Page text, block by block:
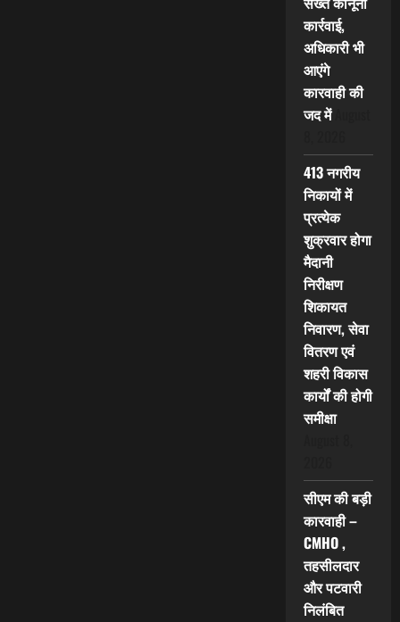
कार्रवाई,
अधिकारी भी
आएंगे
कारवाही की
जद में
413 नगरीय
निकायों में
प्रत्येक
शुक्रवार होगा
मैदानी
निरीक्षण
शिकायत
निवारण, सेवा
वितरण एवं
शहरी विकास
कार्यों की होगी
समीक्षा
सीएम की बड़ी
कारवाही –
CMHO ,
तहसीलदार
और पटवारी
निलंबित